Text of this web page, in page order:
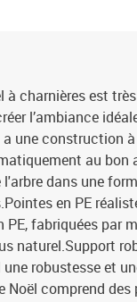
à charnières est
l’ambiance
une construction
au bon
dans une
en PE
fabriquées par
naturel.Support
robustesse et
comprend des